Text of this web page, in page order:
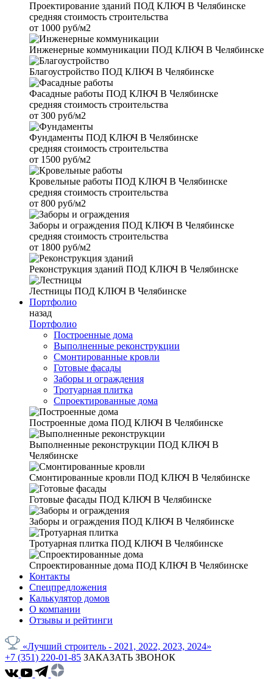
Проектирование зданий ПОД КЛЮЧ В Челябинске
средняя стоимость строительства
от 1000 руб/м2
Инженерные коммуникации ПОД КЛЮЧ В Челябинске
Благоустройство ПОД КЛЮЧ В Челябинске
Фасадные работы ПОД КЛЮЧ В Челябинске
средняя стоимость строительства
от 300 руб/м2
Фундаменты ПОД КЛЮЧ В Челябинске
средняя стоимость строительства
от 1500 руб/м2
Кровельные работы ПОД КЛЮЧ В Челябинске
средняя стоимость строительства
от 800 руб/м2
Заборы и ограждения ПОД КЛЮЧ В Челябинске
средняя стоимость строительства
от 1800 руб/м2
Реконструкция зданий ПОД КЛЮЧ В Челябинске
Лестницы ПОД КЛЮЧ В Челябинске
Портфолио
назад
Портфолио
Построенные дома
Выполненные реконструкции
Смонтированные кровли
Готовые фасады
Заборы и ограждения
Тротуарная плитка
Спроектированные дома
Построенные дома ПОД КЛЮЧ В Челябинске
Выполненные реконструкции ПОД КЛЮЧ В
Челябинске
Смонтированные кровли ПОД КЛЮЧ В Челябинске
Готовые фасады ПОД КЛЮЧ В Челябинске
Заборы и ограждения ПОД КЛЮЧ В Челябинске
Тротуарная плитка ПОД КЛЮЧ В Челябинске
Спроектированные дома ПОД КЛЮЧ В Челябинске
Контакты
Спецпредложения
Калькулятор домов
О компании
Отзывы и рейтинги
«Лучший строитель - 2021, 2022, 2023, 2024»
+7 (351) 220-01-85 ЗАКАЗАТЬ ЗВОНОК